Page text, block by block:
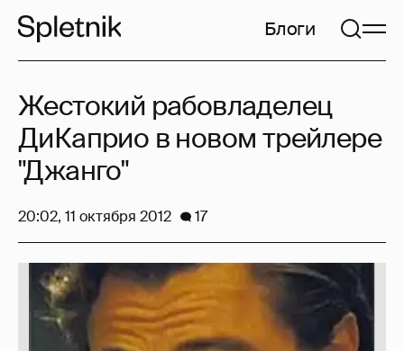
Блоги
Жестокий рабовладелец
ДиКаприо в новом трейлере
"Джанго"
20:02, 11 октября 2012 17